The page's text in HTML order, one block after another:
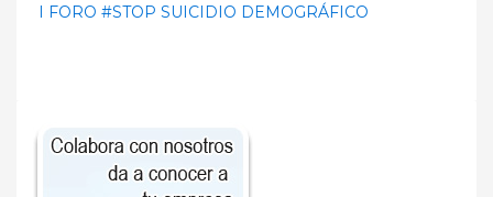
I FORO #STOP SUICIDIO DEMOGRÁFICO